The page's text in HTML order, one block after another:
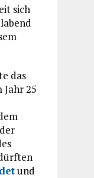
sich
das
25
und